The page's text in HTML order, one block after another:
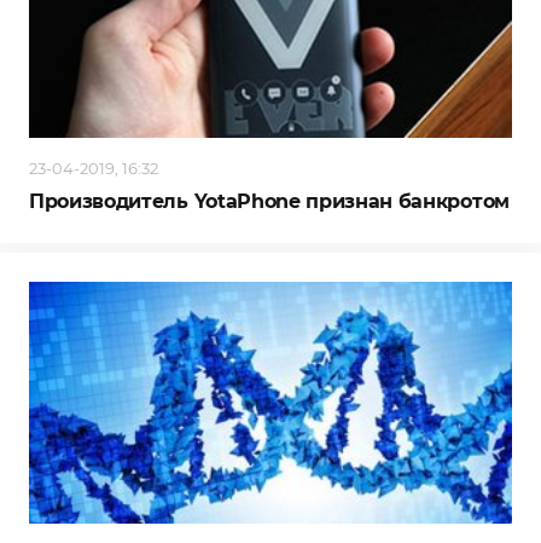
23-04-2019, 16:32
Производитель YotaPhone признан банкротом